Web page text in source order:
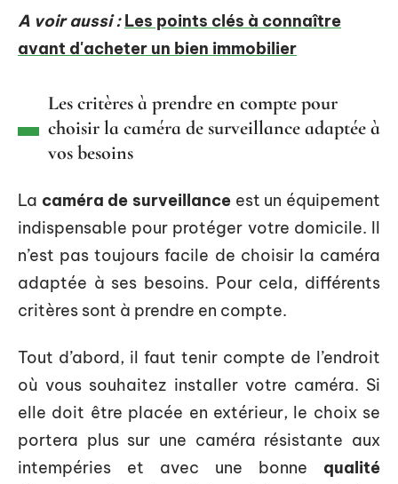
A voir aussi : Les points clés à connaître
avant d'acheter un bien immobilier
Les critères à prendre en compte pour
choisir la caméra de surveillance adaptée à
vos besoins
La caméra de surveillance est un équipement
indispensable pour protéger votre domicile. Il
n’est pas toujours facile de choisir la caméra
adaptée à ses besoins. Pour cela, différents
critères sont à prendre en compte.
Tout d’abord, il faut tenir compte de l’endroit
où vous souhaitez installer votre caméra. Si
elle doit être placée en extérieur, le choix se
portera plus sur une caméra résistante aux
intempéries et avec une bonne qualité